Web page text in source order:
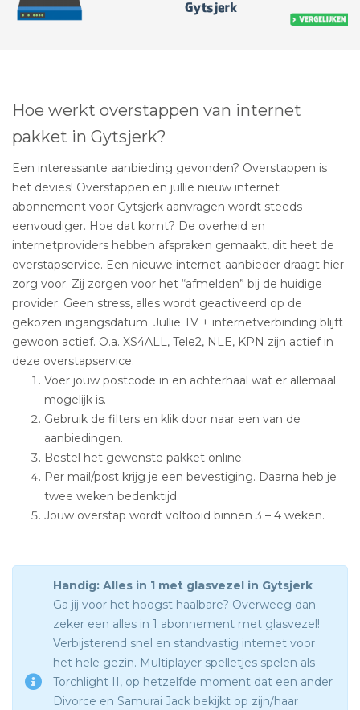
Hoe werkt overstappen van internet
pakket in Gytsjerk?
Een interessante aanbieding gevonden? Overstappen is
het devies! Overstappen en jullie nieuw internet
abonnement voor Gytsjerk aanvragen wordt steeds
eenvoudiger. Hoe dat komt? De overheid en
internetproviders hebben afspraken gemaakt, dit heet de
overstapservice. Een nieuwe internet-aanbieder draagt hier
zorg voor. Zij zorgen voor het “afmelden” bij de huidige
provider. Geen stress, alles wordt geactiveerd op de
gekozen ingangsdatum. Jullie TV + internetverbinding blijft
gewoon actief. O.a. XS4ALL, Tele2, NLE, KPN zijn actief in
deze overstapservice.
Voer jouw postcode in en achterhaal wat er allemaal
mogelijk is.
Gebruik de filters en klik door naar een van de
aanbiedingen.
Bestel het gewenste pakket online.
Per mail/post krijg je een bevestiging. Daarna heb je
twee weken bedenktijd.
Jouw overstap wordt voltooid binnen 3 – 4 weken.
Handig: Alles in 1 met glasvezel in Gytsjerk
Ga jij voor het hoogst haalbare? Overweeg dan
zeker een alles in 1 abonnement met glasvezel!
Verbijsterend snel en standvastig internet voor
het hele gezin. Multiplayer spelletjes spelen als
Torchlight II, op hetzelfde moment dat een ander
Divorce en Samurai Jack bekijkt op zijn/haar